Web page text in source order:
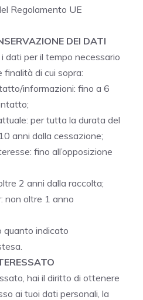
Regolamento UE
DEI DATI
dati per il tempo necessario
finalità di cui sopra:
informazioni: fino a 6
per tutta la durata del
anni dalla cessazione;
fino all’opposizione
2 anni dalla raccolta;
non oltre 1 anno
quanto indicato
hai il diritto di ottenere
ai tuoi dati personali, la